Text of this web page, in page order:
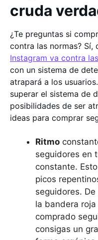
cruda
¿Te preguntas si
contra las normas? Sí,
Instagram va contra
con un sistema de
atrapará a los
superar el sistema de
posibilidades de ser
ideas para comprar
Ritmo
seguidores en
constante.
picos
seguidores.
la bandera
comprado
consigas un